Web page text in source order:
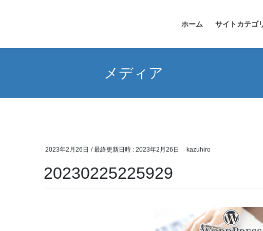
ホーム サイトカテゴ
メディア
2023年2月26日 / 最終更新日時 : 2023年2月26日 kazuhiro
20230225225929